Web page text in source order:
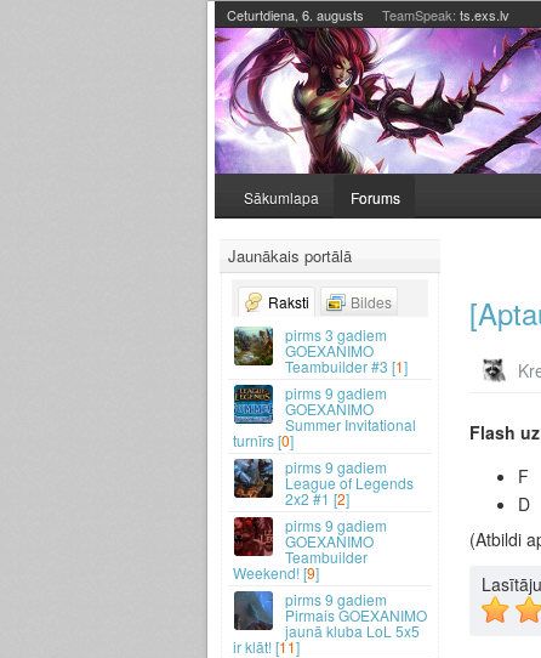
Ceturtdiena, 6. augusts TeamSpeak: ts.exs.lv
Sākumlapa Forums
Flash
F
D
(Atbildi
Jaunākais portālā
Raksti
Bildes
3 gadiem
GOEXANIMO
Teambuilder #3 [1]
9 gadiem
GOEXANIMO
Summer Invitational
turnīrs [0]
9 gadiem
League of Legends
2x2 #1 [2]
9 gadiem
GOEXANIMO
Teambuilder
Weekend! [9]
9 gadiem
Pirmais GOEXANIMO
jaunā kluba LoL 5x5
ir klāt! [11]